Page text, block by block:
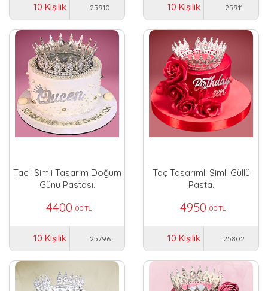
10 Kişilik 25910 10 Kişilik 25911
Taçlı Simli Tasarım Doğum
Günü Pastası.
4400 ,00 TL
10 Kişilik 25796
Taç Tasarımlı Simli Güllü
Pasta.
4950 ,00 TL
10 Kişilik 25802